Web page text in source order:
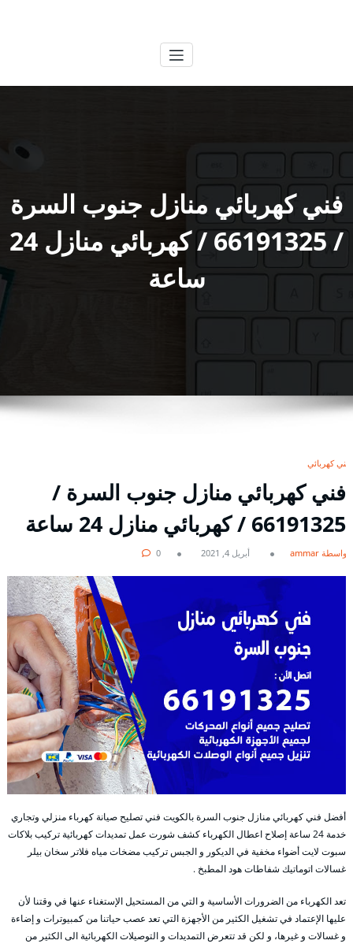
فني كهربائي منازل جنوب السرة
/ 66191325 / كهربائي منازل 24
ساعة
فني كهربائي
فني كهربائي منازل جنوب السرة /
66191325 / كهربائي منازل 24 ساعة
بواسطة ammar أبريل 4, 2021 0
أفضل فني كهربائي منازل جنوب السرة بالكويت فني تصليح صيانة كهرباء منزلي وتجاري
خدمة 24 ساعة إصلاح اعطال الكهرباء كشف شورت عمل تمديدات كهربائية تركيب بلاكات
سبوت لايت أضواء مخفية في الديكور و الجبس تركيب مضخات مياه فلاتر سخان بيلر
غسالات اتوماتيك شفاطات هود المطبخ .
تعد الكهرباء من الضرورات الأساسية و التي من المستحيل الإستغناء عنها في وقتنا لأن
عليها الإعتماد في تشغيل الكثير من الأجهزة التي تعد عصب حياتنا من كمبيوترات و إضاءة
و غسالات و غيرها، و لكن قد تتعرض التمديدات و التوصيلات الكهربائية الى الكثير من